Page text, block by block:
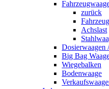
zurück
Achslast
Dosierwaagen
Big Bag
Wiegebalken
Bodenwaage